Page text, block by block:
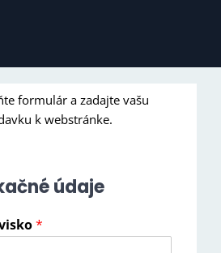
formulár a zadajte vašu
k webstránke.
údaje
*